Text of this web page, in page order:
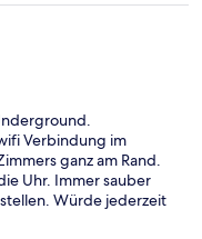
Verbindung im
ganz am Rand.
Uhr. Immer sauber
Würde jederzeit